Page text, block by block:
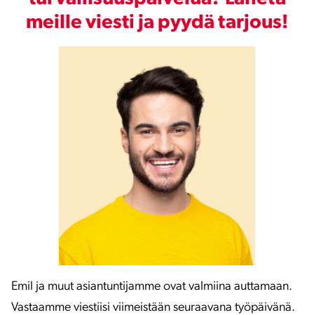
meille viesti ja pyydä tarjous!
Emil ja muut asiantuntijamme ovat valmiina auttamaan.
Vastaamme viestiisi viimeistään seuraavana työpäivänä.